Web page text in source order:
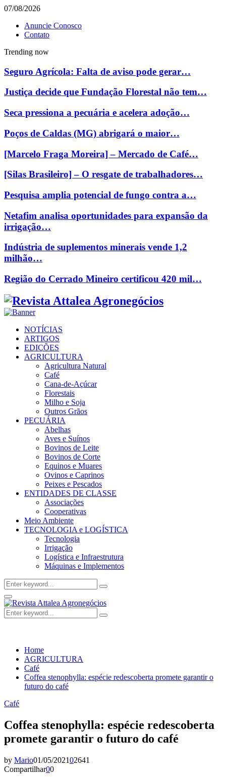
07/08/2026
Anuncie Conosco
Contato
Trending now
Seguro Agrícola: Falta de aviso pode gerar…
Justiça decide que Fundação Florestal não tem…
Seca pressiona a pecuária e acelera adoção…
Poços de Caldas (MG) abrigará o maior…
[Marcelo Fraga Moreira] – Mercado de Café…
[Silas Brasileiro] – O resgate de trabalhadores…
Pesquisa amplia potencial de fungo contra a…
Netafim analisa oportunidades para expansão da
irrigação…
Indústria de suplementos minerais vende 1,2
milhão…
Região do Cerrado Mineiro certificou 420 mil…
Facebook
Twitter
Instagram
Linkedin
Youtube
Email
NOTÍCIAS
ARTIGOS
EDIÇÕES
AGRICULTURA
Agricultura Natural
Café
Cana-de-Açúcar
Florestais
Milho e Soja
Outros Grãos
PECUÁRIA
Abelhas
Aves e Suínos
Bovinos de Leite
Bovinos de Corte
Equinos e Muares
Ovinos e Caprinos
Peixes e Pescados
ENTIDADES DE CLASSE
Associações
Cooperativas
Meio Ambiente
TECNOLOGIA e LOGÍSTICA
Tecnologia
Irrigação
Logística e Infraestrutura
Máquinas e Implementos
Search
for:
Search
Facebook
Twitter
Instagram
Linkedin
Youtube
Email
Primary
Menu
Search
for:
Search
Home
AGRICULTURA
Café
Coffea stenophylla: espécie redescoberta promete garantir o
futuro do café
Café
Coffea stenophylla: espécie redescoberta
promete garantir o futuro do café
by Mario01/05/202102641
Compartilhar00